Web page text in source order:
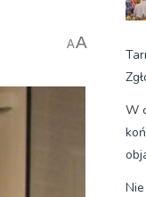
AA
W